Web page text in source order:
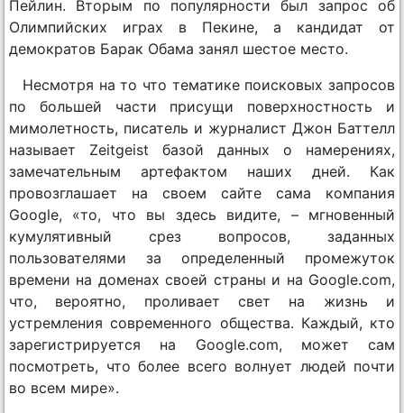
Пейлин. Вторым по популярности был запрос об
Олимпийских играх в Пекине, а кандидат от
демократов Барак Обама занял шестое место.
Несмотря на то что тематике поисковых запросов
по большей части присущи поверхностность и
мимолетность, писатель и журналист Джон Баттелл
называет Zeitgeist базой данных о намерениях,
замечательным артефактом наших дней. Как
провозглашает на своем сайте сама компания
Google, «то, что вы здесь видите, – мгновенный
кумулятивный срез вопросов, заданных
пользователями за определенный промежуток
времени на доменах своей страны и на Google.com,
что, вероятно, проливает свет на жизнь и
устремления современного общества. Каждый, кто
зарегистрируется на Google.com, может сам
посмотреть, что более всего волнует людей почти
во всем мире».